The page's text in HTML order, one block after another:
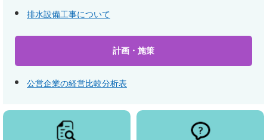
排水設備工事について
計画・施策
公営企業の経営比較分析表